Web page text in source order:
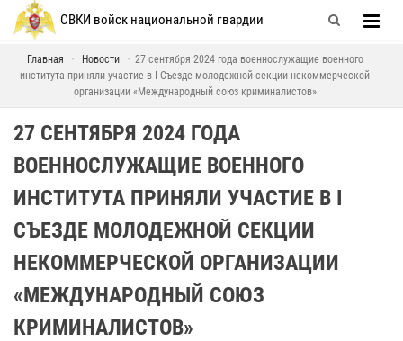
СВКИ войск национальной гвардии
Главная Новости
27 сентября 2024 года военнослужащие военного
института приняли участие в I Съезде молодежной секции некоммерческой
организации «Международный союз криминалистов»
27 СЕНТЯБРЯ 2024 ГОДА
ВОЕННОСЛУЖАЩИЕ ВОЕННОГО
ИНСТИТУТА ПРИНЯЛИ УЧАСТИЕ В I
СЪЕЗДЕ МОЛОДЕЖНОЙ СЕКЦИИ
НЕКОММЕРЧЕСКОЙ ОРГАНИЗАЦИИ
«МЕЖДУНАРОДНЫЙ СОЮЗ
КРИМИНАЛИСТОВ»